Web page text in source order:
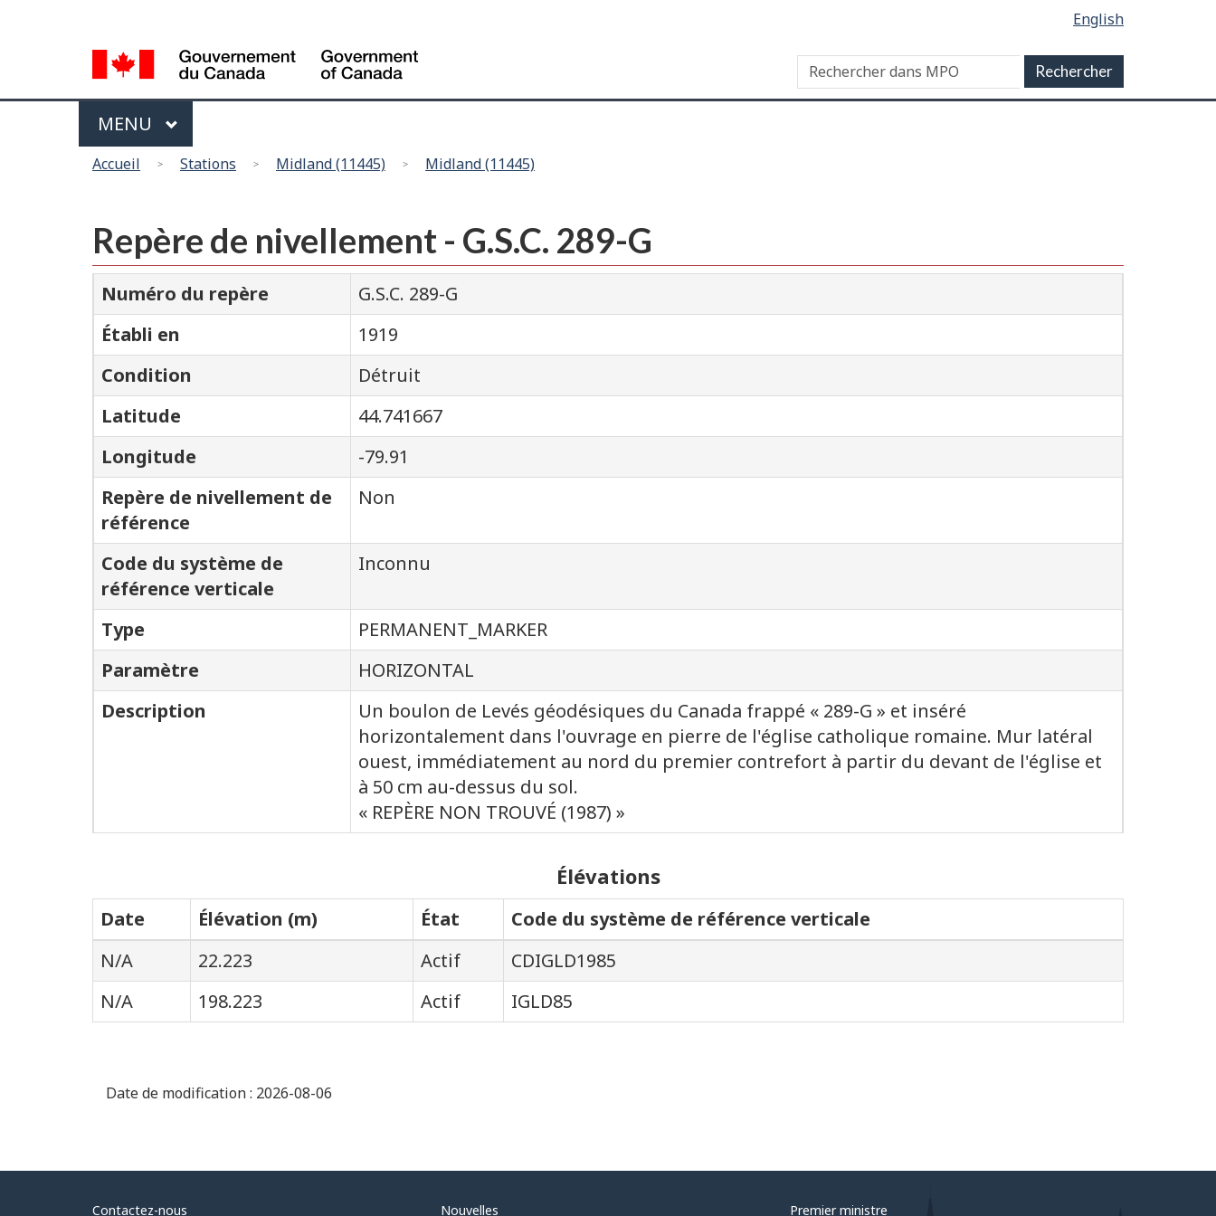
site"
HTML
de
la
langue
English
Search
Menu
MAIN
MENU
Accueil Stations Midland (11445) Midland (11445)
Repère de nivellement - G.S.C. 289-G
Numéro du repère
G.S.C. 289-G
Établi en
1919
Condition
Détruit
Latitude
44.741667
Longitude
-79.91
Repère de nivellement de
référence
Non
Code du système de
référence verticale
Inconnu
Type
PERMANENT_MARKER
Paramètre
HORIZONTAL
Description
Un boulon de Levés géodésiques du Canada frappé « 289-G » et inséré
horizontalement dans l'ouvrage en pierre de l'église catholique romaine. Mur latéral
ouest, immédiatement au nord du premier contrefort à partir du devant de l'église et
à 50 cm au-dessus du sol.
« REPÈRE NON TROUVÉ (1987) »
Élévations
Date Élévation (m) État
Code du système de référence verticale
N/A
22.223 Actif
CDIGLD1985
N/A
198.223 Actif IGLD85
Date de modification : 2026-08-06
Contactez-nous Nouvelles Premier ministre